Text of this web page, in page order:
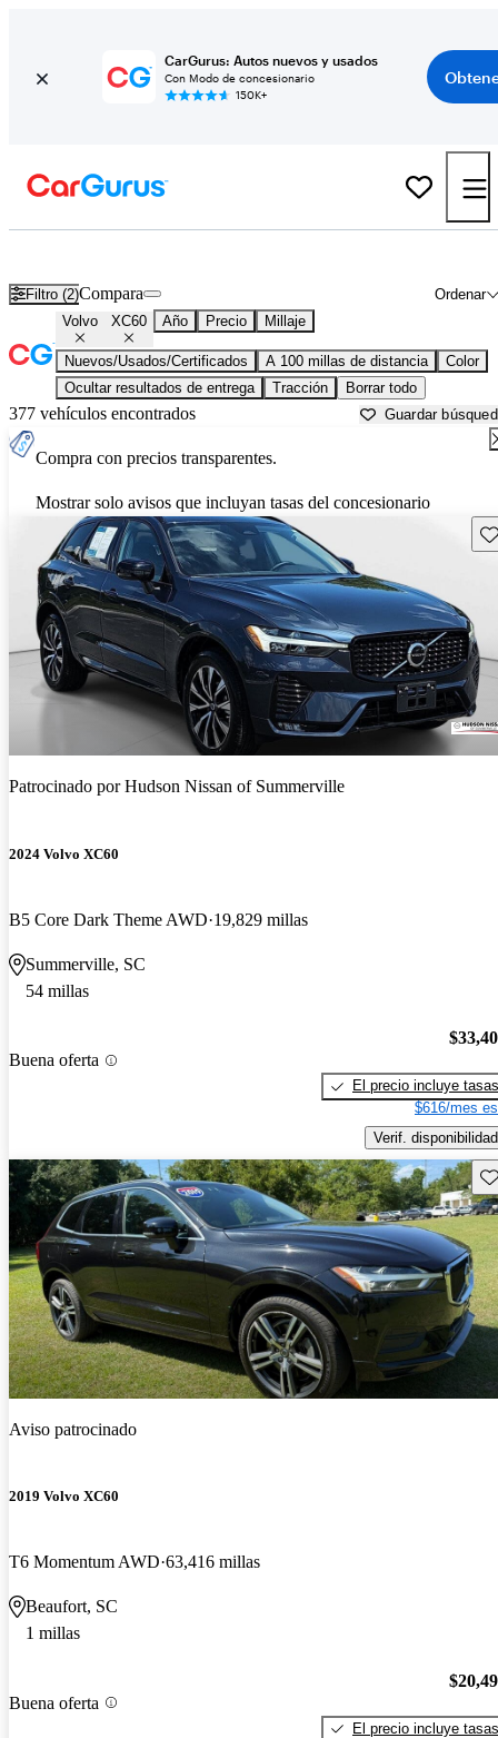
CarGurus: Autos nuevos y usados
Con Modo de concesionario
150K+
Filtro (2) Ordenar
Compara
Volvo XC60 Año Precio Millaje
Nuevos/Usados/Certificados A 100 millas de distancia
Color
Ocultar resultados de entrega
Tracción Borrar todo
377 vehículos encontrados Guardar
Compra con precios transparentes.
Mostrar solo avisos que incluyan tasas del concesionario
Patrocinado porHudson Nissan of Summerville
2024 Volvo XC60
B5 Core Dark Theme AWD 19,829 millas
Summerville, SC
54 millas
Buena oferta
El precio incluye tasas
$616/mes
Verif. disponibilidad
Aviso patrocinado
2019 Volvo XC60
T6 Momentum AWD 63,416 millas
Beaufort, SC
1 millas
Buena oferta
El precio incluye tasas